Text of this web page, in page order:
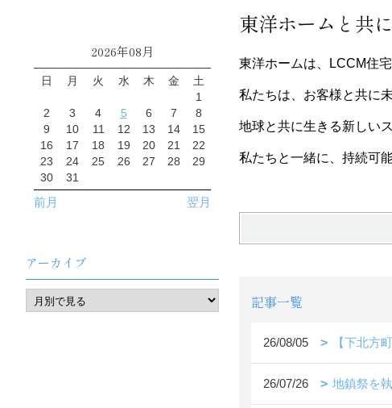
東洋ホームと共
東洋ホームは、LCCM住
私たちは、お客様と共に
地球と共に生きる新しい
私たちと一緒に、持続可
記事一覧
26/08/05 【下北方
26/07/26 地鎮祭を
2026年08月
日 月 火 水 木 金
土
1
2
3 4 5 6 7
8
9
10 11 12 13 14
15
16
17 18 19 20 21
22
23
24 25 26 27 28
29
30
31
前月 翌月
アーカイブ